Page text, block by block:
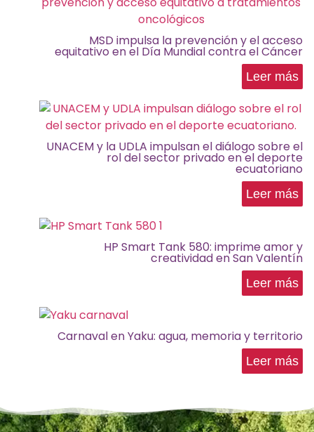
MSD impulsa la prevención y el acceso
equitativo en el Día Mundial contra el Cáncer
Leer más
UNACEM y la UDLA impulsan el diálogo sobre el
rol del sector privado en el deporte
ecuatoriano
Leer más
HP Smart Tank 580: imprime amor y
creatividad en San Valentín
Leer más
Carnaval en Yaku: agua, memoria y territorio
Leer más